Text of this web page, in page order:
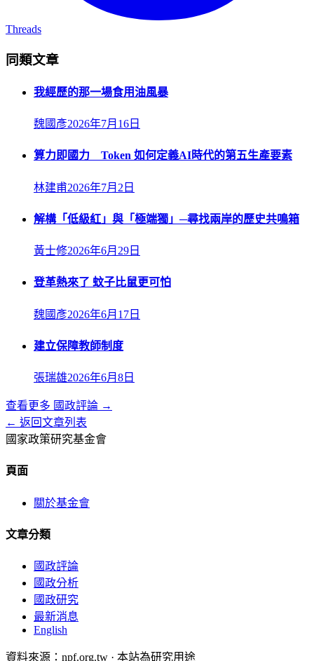
Threads
同類文章
我經歷的那一場食用油風暴
魏國彥2026年7月16日
算力即國力 Token 如何定義AI時代的第五生產要素
林建甫2026年7月2日
解構「低級紅」與「極端獨」─尋找兩岸的歷史共鳴箱
黃士修2026年6月29日
登革熱來了 蚊子比鼠更可怕
魏國彥2026年6月17日
建立保障教師制度
張瑞雄2026年6月8日
查看更多 國政評論 →
← 返回文章列表
國家政策研究基金會
頁面
關於基金會
文章分類
國政評論
國政分析
國政研究
最新消息
English
資料來源：npf.org.tw · 本站為研究用途